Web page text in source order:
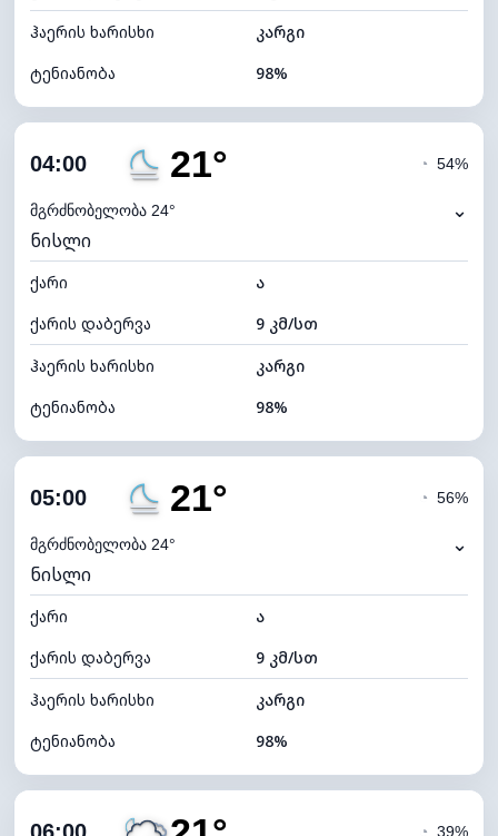
ჰაერის ხარისხი
კარგი
ტენიანობა
98%
ღრუბლიანობა
ნამის წერტილი
ხილვადობა
განათების ინდექსი 0 (ბნელი)
ღრუბლის სიმაღლე 4320 მ
04:00 21°
მგრძნობელობა 24°
◔ 54%
⌄
ნისლი
ქარი
ა
ქარის დაბერვა
9 კმ/სთ
ჰაერის ხარისხი
კარგი
ტენიანობა
98%
ღრუბლიანობა
ნამის წერტილი
ხილვადობა
განათების ინდექსი 0 (ბნელი)
ღრუბლის სიმაღლე 4000 მ
05:00 21°
მგრძნობელობა 24°
◔ 56%
⌄
ნისლი
ქარი
ა
ქარის დაბერვა
9 კმ/სთ
ჰაერის ხარისხი
კარგი
ტენიანობა
98%
ღრუბლიანობა
◔ 39%